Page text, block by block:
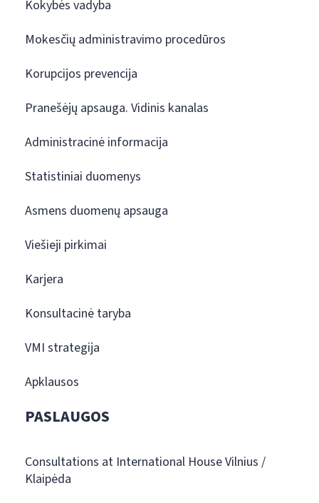
Kokybės vadyba
Mokesčių administravimo procedūros
Korupcijos prevencija
Pranešėjų apsauga. Vidinis kanalas
Administracinė informacija
Statistiniai duomenys
Asmens duomenų apsauga
Viešieji pirkimai
Karjera
Konsultacinė taryba
VMI strategija
Apklausos
PASLAUGOS
Consultations at International House Vilnius /
Klaipėda